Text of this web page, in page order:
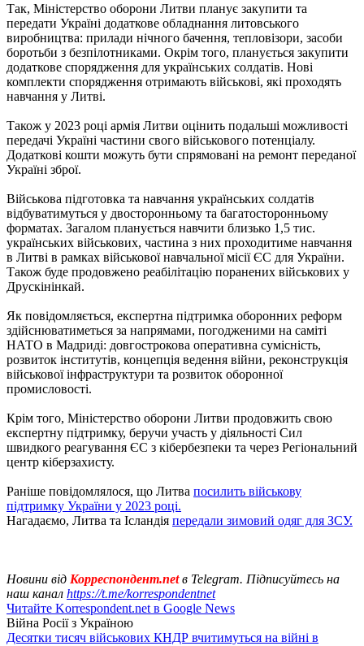
Так, Міністерство оборони Литви планує закупити та
передати Україні додаткове обладнання литовського
виробництва: прилади нічного бачення, тепловізори, засоби
боротьби з безпілотниками. Окрім того, планується закупити
додаткове спорядження для українських солдатів. Нові
комплекти спорядження отримають військові, які проходять
навчання у Литві.
Також у 2023 році армія Литви оцінить подальші можливості
передачі Україні частини свого військового потенціалу.
Додаткові кошти можуть бути спрямовані на ремонт переданої
Україні зброї.
Військова підготовка та навчання українських солдатів
відбуватимуться у двосторонньому та багатосторонньому
форматах. Загалом планується навчити близько 1,5 тис.
українських військових, частина з них проходитиме навчання
в Литві в рамках військової навчальної місії ЄС для України.
Також буде продовжено реабілітацію поранених військових у
Друскінінкай.
Як повідомляється, експертна підтримка оборонних реформ
здійснюватиметься за напрямами, погодженими на саміті
НАТО в Мадриді: довгострокова оперативна сумісність,
розвиток інститутів, концепція ведення війни, реконструкція
військової інфраструктури та розвиток оборонної
промисловості.
Крім того, Міністерство оборони Литви продовжить свою
експертну підтримку, беручи участь у діяльності Сил
швидкого реагування ЄС з кібербезпеки та через Регіональний
центр кіберзахисту.
Раніше повідомлялося, що Литва посилить військову
підтримку України у 2023 році.
Нагадаємо, Литва та Ісландія передали зимовий одяг для ЗСУ.
Новини від Корреспондент.netв Telegram. Підписуйтесь на
наш канал https://t.me/korrespondentnet
Читайте Korrespondent.net в Google News
Війна Росії з Україною
Десятки тисяч військових КНДР вчитимуться на війні в